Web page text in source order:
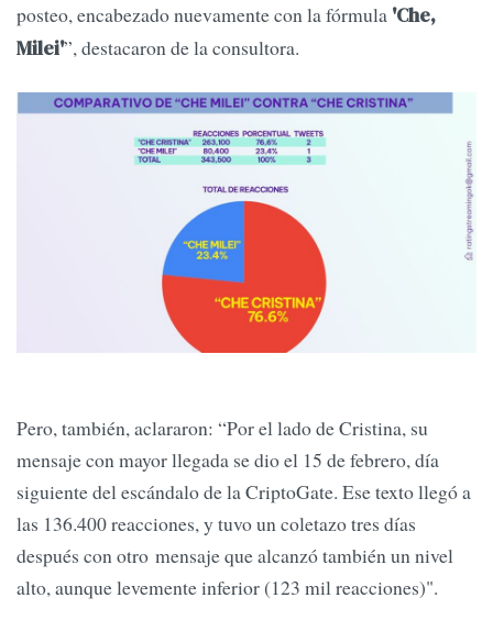
posteo, encabezado nuevamente con la fórmula 'Che,
Milei'”, destacaron de la consultora.
Pero, también, aclararon: “Por el lado de Cristina, su
mensaje con mayor llegada se dio el 15 de febrero, día
siguiente del escándalo de la CriptoGate. Ese texto llegó a
las 136.400 reacciones, y tuvo un coletazo tres días
después con otro mensaje que alcanzó también un nivel
alto, aunque levemente inferior (123 mil reacciones)".